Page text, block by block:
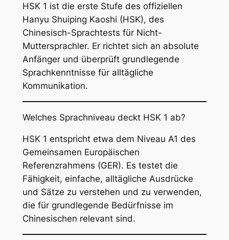
HSK 1 ist die erste Stufe des offiziellen
Hanyu Shuiping Kaoshi (HSK), des
Chinesisch-Sprachtests für Nicht-
Muttersprachler. Er richtet sich an absolute
Anfänger und überprüft grundlegende
Sprachkenntnisse für alltägliche
Kommunikation.
Welches Sprachniveau deckt HSK 1 ab?
HSK 1 entspricht etwa dem Niveau A1 des
Gemeinsamen Europäischen
Referenzrahmens (GER). Es testet die
Fähigkeit, einfache, alltägliche Ausdrücke
und Sätze zu verstehen und zu verwenden,
die für grundlegende Bedürfnisse im
Chinesischen relevant sind.